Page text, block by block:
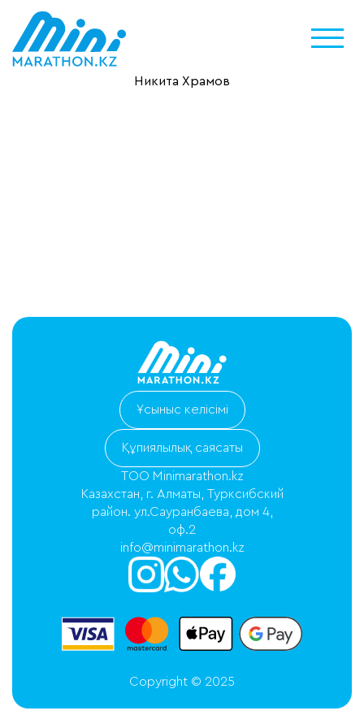
Никита Храмов
Ұсыныс келісімі
Құпиялылық саясаты
ТОО Minimarathon.kz
Казахстан, г. Алматы, Турксибский
район. ул.Сауранбаева, дом 4,
оф.2
info@minimarathon.kz
Copyright © 2025